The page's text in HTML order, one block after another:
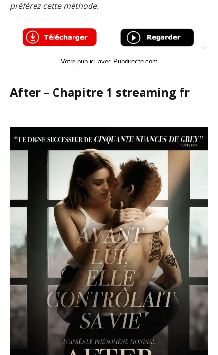
préférez cette méthode.
Votre pub ici avec Pubdirecte.com
After – Chapitre 1 streaming fr